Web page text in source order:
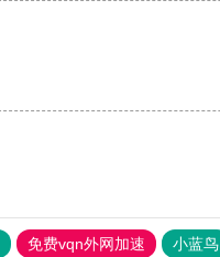
免费vqn外网加速 小蓝鸟